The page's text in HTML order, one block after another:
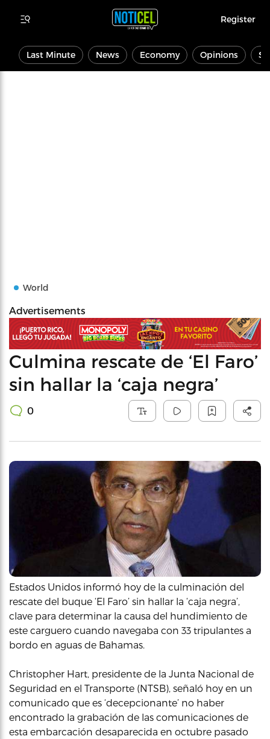
Register
Last Minute News Economy Opinions
World
Advertisements
Culmina rescate de ‘El Faro’
sin hallar la ‘caja negra’
0
Estados Unidos informó hoy de la culminación del
rescate del buque ‘El Faro’ sin hallar la ‘caja negra’,
clave para determinar la causa del hundimiento de
este carguero cuando navegaba con 33 tripulantes a
bordo en aguas de Bahamas.
Christopher Hart, presidente de la Junta Nacional de
Seguridad en el Transporte (NTSB), señaló hoy en un
comunicado que es ‘decepcionante’ no haber
encontrado la grabación de las comunicaciones de
esta embarcación desaparecida en octubre pasado